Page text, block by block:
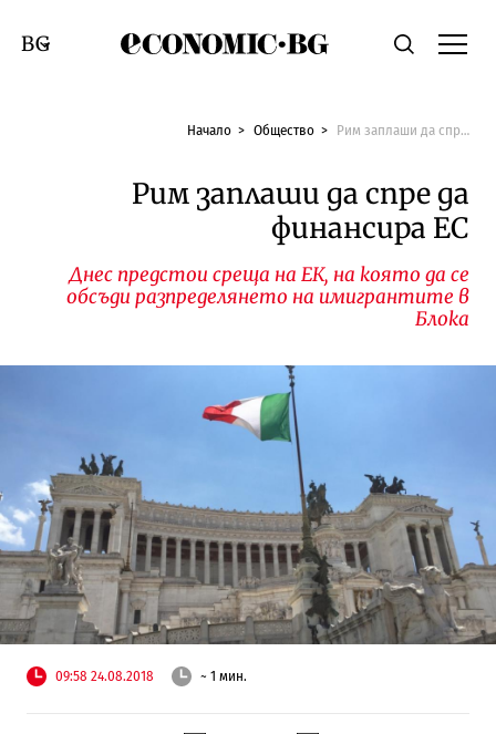
Economic.bgТърсене
Смяна на език
Начало Общество Рим заплаши да спре да финансира ЕС
Рим заплаши да спре да
финансира ЕС
Днес предстои среща на ЕК, на която да се
обсъди разпределянето на имигрантите в
Блока
09:58 24.08.2018 ~ 1 мин.